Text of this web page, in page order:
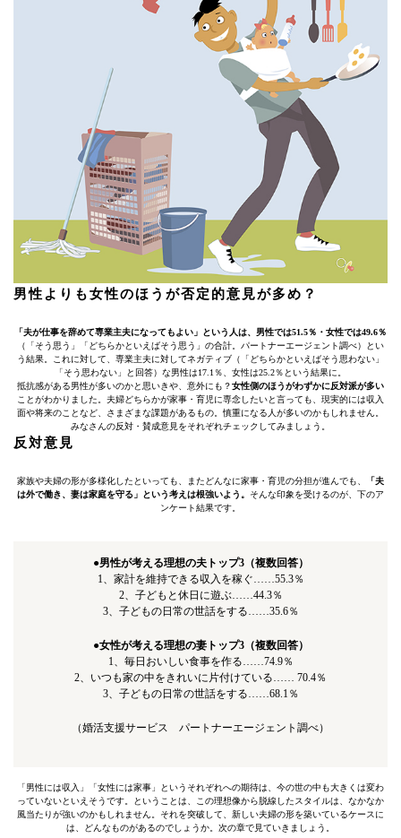
男性よりも女性のほうが否定的意見が多め？
「夫が仕事を辞めて専業主夫になってもよい」という人は、男性では51.5％・女性では49.6％
（「そう思う」「どちらかといえばそう思う」の合計。パートナーエージェント調べ）とい
う結果。これに対して、専業主夫に対してネガティブ（「どちらかといえばそう思わない」
「そう思わない」と回答）な男性は17.1％、女性は25.2％という結果に。
抵抗感がある男性が多いのかと思いきや、意外にも？女性側のほうがわずかに反対派が多い
ことがわかりました。夫婦どちらかが家事・育児に専念したいと言っても、現実的には収入
面や将来のことなど、さまざまな課題があるもの。慎重になる人が多いのかもしれません。
みなさんの反対・賛成意見をそれぞれチェックしてみましょう。
反対意見
家族や夫婦の形が多様化したといっても、またどんなに家事・育児の分担が進んでも、
「夫
は外で働き、妻は家庭を守る」という考えは根強いよう。 そんな印象を受けるのが、下のア
ンケート結果です。
●男性が考える理想の夫トップ3（複数回答）
1、家計を維持できる収入を稼ぐ……55.3％
2、子どもと休日に遊ぶ……44.3％
3、子どもの日常の世話をする……35.6％
●女性が考える理想の妻トップ3（複数回答）
1、毎日おいしい食事を作る……74.9％
2、いつも家の中をきれいに片付けている…… 70.4％
3、子どもの日常の世話をする……68.1％
（婚活支援サービス パートナーエージェント調べ）
「男性には収入」「女性には家事」というそれぞれへの期待は、今の世の中も大きくは変わ
っていないといえそうです。ということは、この理想像から脱線したスタイルは、なかなか
風当たりが強いのかもしれません。それを突破して、新しい夫婦の形を築いているケースに
は、どんなものがあるのでしょうか。次の章で見ていきましょう。